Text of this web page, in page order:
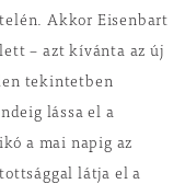
Akkor Eisenbart
– azt kívánta az új
tekintetben
lássa el a
a mai napig az
látja el a